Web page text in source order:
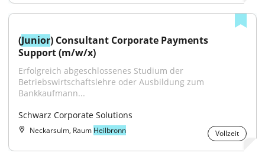
(Junior) Consultant Corporate Payments
Support (m/w/x)
Erfolgreich abgeschlossenes Studium der
Betriebswirtschaftslehre oder Ausbildung zum
Bankkaufmann...
Schwarz Corporate Solutions
Neckarsulm, Raum Heilbronn Vollzeit